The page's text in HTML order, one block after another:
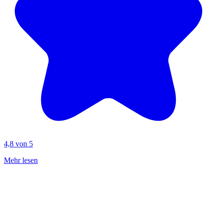
4,8 von 5
Mehr lesen